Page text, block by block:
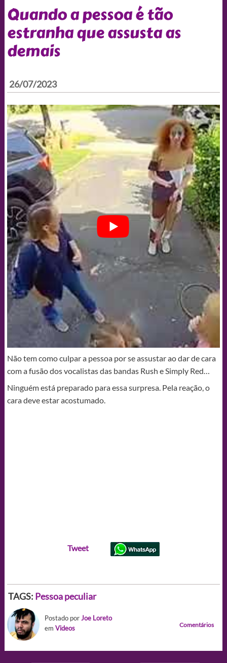
Quando a pessoa é tão
estranha que assusta as
demais
26/07/2023
Não tem como culpar a pessoa por se assustar ao dar de cara
com a fusão dos vocalistas das bandas Rush e Simply Red…
Ninguém está preparado para essa surpresa. Pela reação, o
cara deve estar acostumado.
Tweet
TAGS: Pessoa peculiar
Postado porJoe Loreto
em Videos Comentários